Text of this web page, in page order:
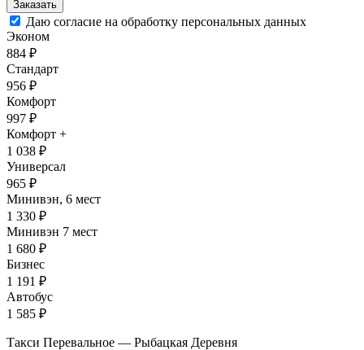
Даю согласие на обработку персональных данных
Эконом
884 ₽
Стандарт
956 ₽
Комфорт
997 ₽
Комфорт +
1 038 ₽
Универсал
965 ₽
Минивэн, 6 мест
1 330 ₽
Минивэн 7 мест
1 680 ₽
Бизнес
1 191 ₽
Автобус
1 585 ₽
Такси Перевальное — Рыбацкая Деревня